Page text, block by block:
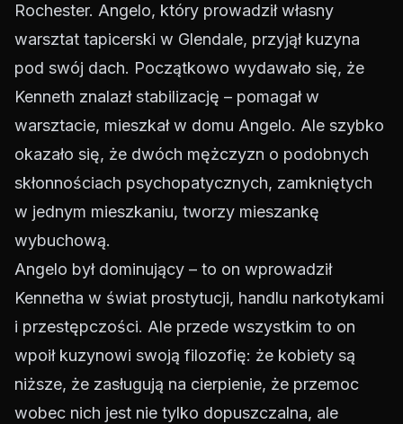
Rochester. Angelo, który prowadził własny
warsztat tapicerski w Glendale, przyjął kuzyna
pod swój dach. Początkowo wydawało się, że
Kenneth znalazł stabilizację – pomagał w
warsztacie, mieszkał w domu Angelo. Ale szybko
okazało się, że dwóch mężczyzn o podobnych
skłonnościach psychopatycznych, zamkniętych
w jednym mieszkaniu, tworzy mieszankę
wybuchową.
Angelo był dominujący – to on wprowadził
Kennetha w świat prostytucji, handlu narkotykami
i przestępczości. Ale przede wszystkim to on
wpoił kuzynowi swoją filozofię: że kobiety są
niższe, że zasługują na cierpienie, że przemoc
wobec nich jest nie tylko dopuszczalna, ale